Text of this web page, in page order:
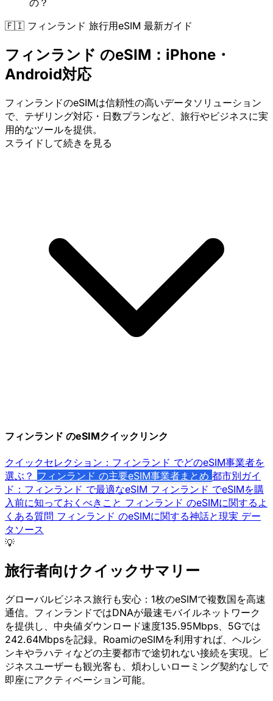
の？
🇫🇮 フィンランド 旅行用eSIM 最新ガイド
フィンランド のeSIM：iPhone・
Android対応
フィンランドのeSIMは信頼性の高いデータソリューション
で、テザリング対応・日数プランなど、旅行やビジネスに実
用的なツールを提供。
スライドして続きを見る
フィンランド のeSIMクイックリンク
クイックセレクション：フィンランド でどのeSIM事業者を
選ぶ？ フィンランド の主要eSIM事業者まとめ 都市別ガイ
ド：フィンランド で最適なeSIM フィンランド でeSIMを購
入前に知っておくべきこと フィンランド のeSIMに関するよ
くある質問 フィンランド のeSIMに関する神話と現実 デー
タソース
💡
旅行者向けクイックサマリー
グローバルビジネス旅行も安心：1枚のeSIMで複数国を高速
通信。フィンランドではDNAが最速モバイルネットワーク
を提供し、中央値ダウンロード速度135.95Mbps、5Gでは
242.64Mbpsを記録。RoamiのeSIMを利用すれば、ヘルシ
ンキやラハティなどの主要都市で途切れない接続を実現。ビ
ジネスユーザーも観光客も、煩わしいローミング契約なしで
即座にアクティベーション可能。